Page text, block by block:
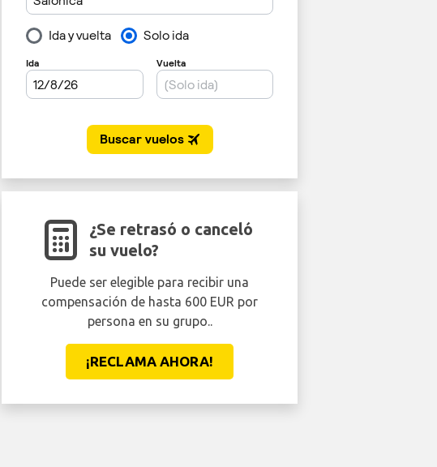
¿Se retrasó o canceló
su vuelo?
Puede ser elegible para recibir una
compensación de hasta 600 EUR por
persona en su grupo..
¡RECLAMA AHORA!